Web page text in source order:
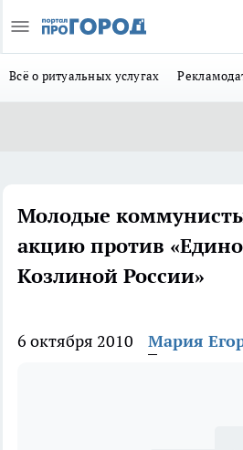
Всё о ритуальных услугах
Молодые
акцию против
Козлиной России»
6 октября 2010 Мария